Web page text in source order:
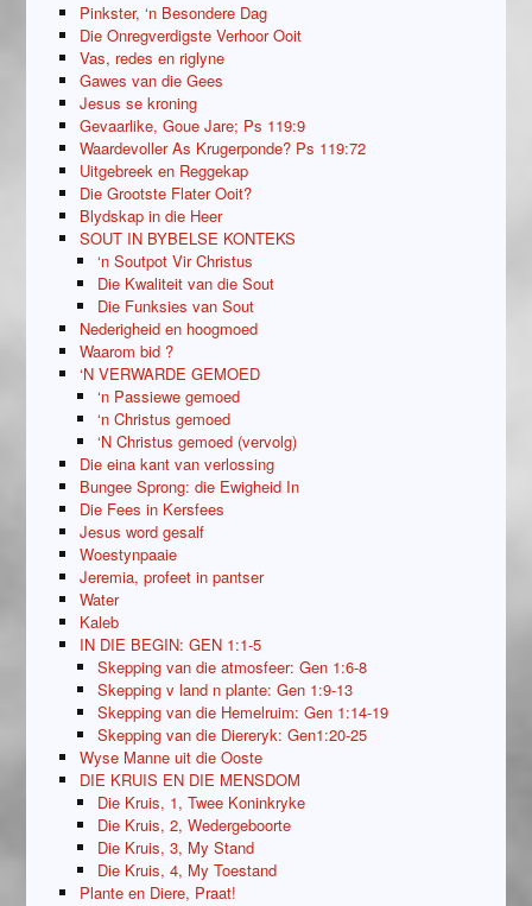
Pinkster, ‘n Besondere Dag
Die Onregverdigste Verhoor Ooit
Vas, redes en riglyne
Gawes van die Gees
Jesus se kroning
Gevaarlike, Goue Jare; Ps 119:9
Waardevoller As Krugerponde? Ps 119:72
Uitgebreek en Reggekap
Die Grootste Flater Ooit?
Blydskap in die Heer
SOUT IN BYBELSE KONTEKS
‘n Soutpot Vir Christus
Die Kwaliteit van die Sout
Die Funksies van Sout
Nederigheid en hoogmoed
Waarom bid ?
‘N VERWARDE GEMOED
‘n Passiewe gemoed
‘n Christus gemoed
‘N Christus gemoed (vervolg)
Die eina kant van verlossing
Bungee Sprong: die Ewigheid In
Die Fees in Kersfees
Jesus word gesalf
Woestynpaaie
Jeremia, profeet in pantser
Water
Kaleb
IN DIE BEGIN: GEN 1:1-5
Skepping van die atmosfeer: Gen 1:6-8
Skepping v land n plante: Gen 1:9-13
Skepping van die Hemelruim: Gen 1:14-19
Skepping van die Diereryk: Gen1:20-25
Wyse Manne uit die Ooste
DIE KRUIS EN DIE MENSDOM
Die Kruis, 1, Twee Koninkryke
Die Kruis, 2, Wedergeboorte
Die Kruis, 3, My Stand
Die Kruis, 4, My Toestand
Plante en Diere, Praat!